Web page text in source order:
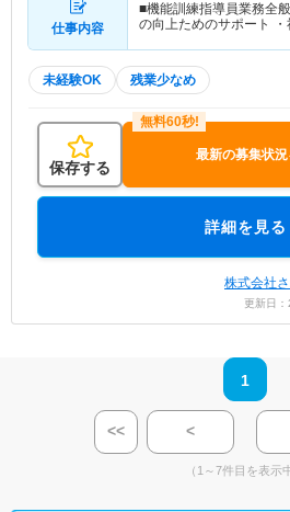
仕事内容
■機能訓練指導員業務全
の向上ためのサポート
未経験OK 残業少なめ
保存する
最新の募集状
詳細を見る
株式会社
更新日
1
<< <
（1～7件目を表示